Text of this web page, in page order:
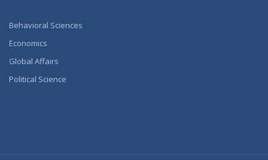
Behavioral Sciences
Economics
Global Affairs
Political Science